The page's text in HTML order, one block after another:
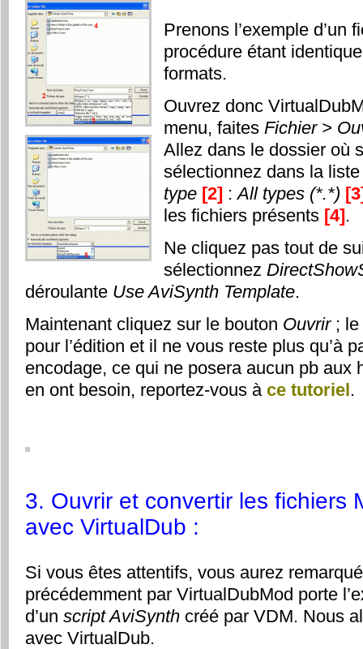
Prenons l’exemple d’un
procédure étant
formats.
Ouvrez donc
menu, faites Fichier >
Allez dans le dossier où
sélectionnez dans la
type [2] :All types (*.*)
les fichiers présents [4] .
Ne cliquez pas tout de
sélectionnez
déroulante Use AviSynth Template.
Maintenant cliquez sur le bouton Ouvrir; le
pour l’édition et il ne vous reste plus qu’à
encodage, ce qui ne posera aucun pb aux
en ont besoin, reportez-vous à ce tutoriel .
3. Ouvrir et convertir les fichiers
avec VirtualDub :
Si vous êtes attentifs, vous aurez
précédemment par VirtualDubMod porte
d’un script AviSynth créé par VDM. Nous
avec VirtualDub.